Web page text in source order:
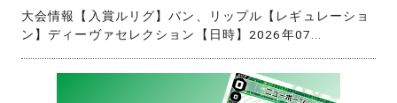
大会情報【入賞ルリグ】バン、リップル【レギュレーショ
ン】ディーヴァセレクション【日時】2026年07...